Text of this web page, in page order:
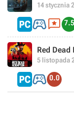
14 stycznia
 7.5
Red Dead
5 listopada
 0.0